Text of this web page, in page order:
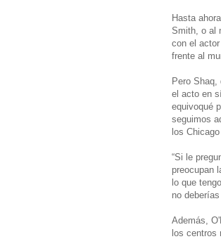
Hasta
Smith, o al
con el
frente al
Pero
el acto en
equivoqué
seguimos
los Chicago
“Si le
preocupan
lo que
no
Además,
los centros